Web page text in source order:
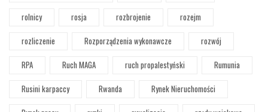
rolnicy
rosja rozbrojenie
rozejm
rozliczenie
Rozporządzenia wykonawcze
rozwój
RPA
Ruch MAGA ruch propalestyński
Rumunia
Rusini karpaccy
Rwanda
Rynek Nieruchomości